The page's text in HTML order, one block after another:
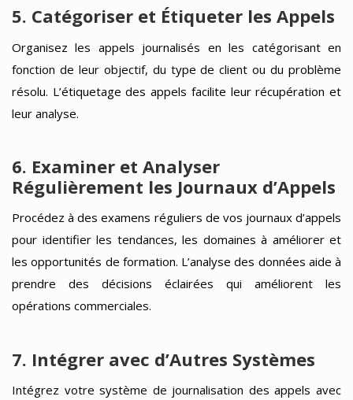
5. Catégoriser et Étiqueter les Appels
Organisez les appels journalisés en les catégorisant en
fonction de leur objectif, du type de client ou du problème
résolu. L’étiquetage des appels facilite leur récupération et
leur analyse.
6. Examiner et Analyser
Régulièrement les Journaux d’Appels
Procédez à des examens réguliers de vos journaux d’appels
pour identifier les tendances, les domaines à améliorer et
les opportunités de formation. L’analyse des données aide à
prendre des décisions éclairées qui améliorent les
opérations commerciales.
7. Intégrer avec d’Autres Systèmes
Intégrez votre système de journalisation des appels avec